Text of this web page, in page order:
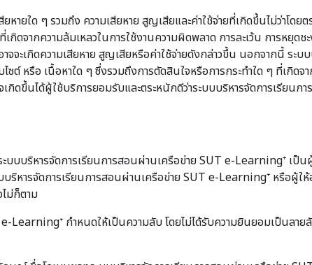
ยใด ๆ รวมถึง ความเสียหาย สูญเสียและค่าใช้จ่ายที่เกิดขึ้นไม่ว่าโด
เกิดจากความล้มเหลวในการใช้งานความผิดพลาด การละเว้น การห
จะเกิดความเสียหาย สูญเสียหรือค่าใช้จ่ายดังกล่าวขึ้น นอกจากนี้ ระ
หรือ เนื้อหาใด ๆ ซึ่งรวมถึงการตัดสินใจหรือการกระทำใด ๆ ที่เกิดจ
กิดขึ้นได้ผู้ใช้บริการยอมรับและตระหนักดีว่าระบบบริหารจัดการเรียน
บริหารจัดการเรียนการสอนผ่านเครือข่าย SUT e-Learning⁺ เป็
ารจัดการเรียนการสอนผ่านเครือข่าย SUT e-Learning⁺ หรือผู้ใ
ม่ก็ตาม
Learning⁺ กำหนดให้เป็นความลับ โดยไม่ได้รับความยินยอมเป็นลา